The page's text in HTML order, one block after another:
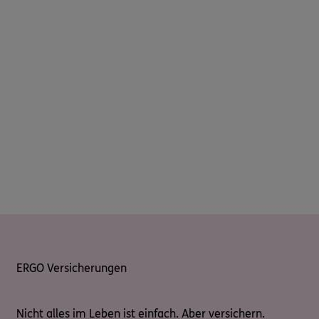
ERGO Versicherungen
Nicht alles im Leben ist einfach. Aber versichern.